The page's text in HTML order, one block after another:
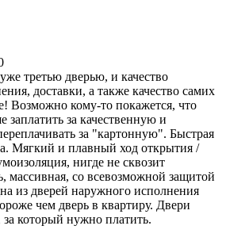
третью дверью, и качество
доставки, а также качество самих
Возможно кому-то покажется, что
заплатить за качественную и
за "картонную". Быстрая
Мягкий и плавный ход открытия /
нигде не сквозит
массивная, со всевозможной защитой
из дверей наружного исполнения
чем дверь в квартиру. Двери
который нужно платить.